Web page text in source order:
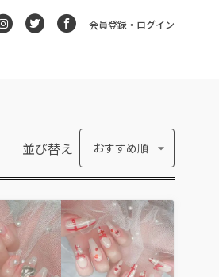
会員登録・ログイン
並び替え おすすめ順